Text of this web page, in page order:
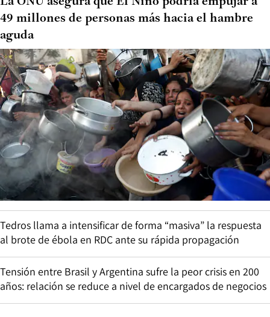
49 millones de personas más hacia el hambre
aguda
Tedros llama a intensificar de forma “masiva” la respuesta
al brote de ébola en RDC ante su rápida propagación
Tensión entre Brasil y Argentina sufre la peor crisis en 200
años: relación se reduce a nivel de encargados de negocios